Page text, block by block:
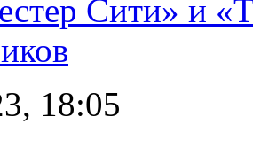
Сити» и
18:05